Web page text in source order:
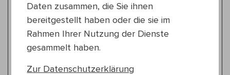
18:30 — 21:00
22., Schrödingerplatz
GroßKind
Daten zusammen, die Sie ihnen
bereitgestellt haben oder die sie im
Rahmen Ihrer Nutzung der Dienste
gesammelt haben.
Zur Datenschutzerklärung